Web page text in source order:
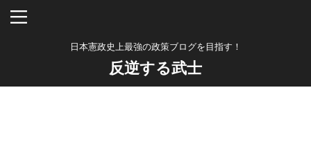
日本憲政史上最強の政策ブログを目指す！
反逆する武士